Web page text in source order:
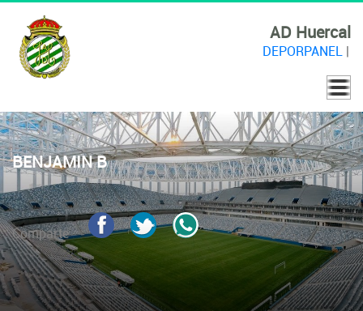
AD Huercal
DEPORPANEL|
BENJAMIN B
Comparte